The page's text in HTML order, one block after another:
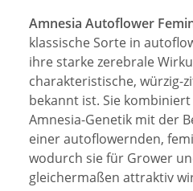
Amnesia Autoflower
klassische Sorte in
ihre starke zerebrale
charakteristische, würzig-
bekannt ist. Sie
Amnesia-Genetik mit der
einer autoflowernden,
wodurch sie für Grower
gleichermaßen attraktiv